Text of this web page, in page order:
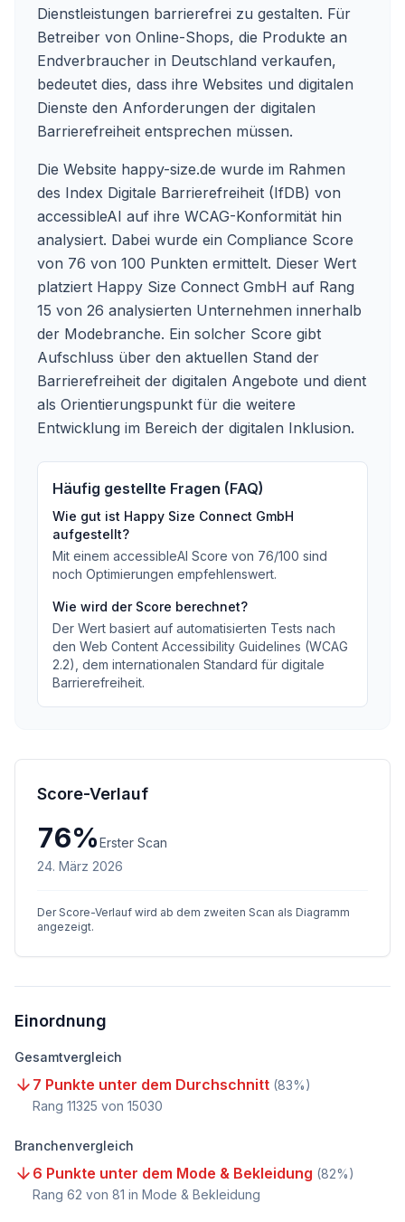
Dienstleistungen barrierefrei zu gestalten. Für
Betreiber von Online-Shops, die Produkte an
Endverbraucher in Deutschland verkaufen,
bedeutet dies, dass ihre Websites und digitalen
Dienste den Anforderungen der digitalen
Barrierefreiheit entsprechen müssen.
Die Website happy-size.de wurde im Rahmen
des Index Digitale Barrierefreiheit (IfDB) von
accessibleAI auf ihre WCAG-Konformität hin
analysiert. Dabei wurde ein Compliance Score
von 76 von 100 Punkten ermittelt. Dieser Wert
platziert Happy Size Connect GmbH auf Rang
15 von 26 analysierten Unternehmen innerhalb
der Modebranche. Ein solcher Score gibt
Aufschluss über den aktuellen Stand der
Barrierefreiheit der digitalen Angebote und dient
als Orientierungspunkt für die weitere
Entwicklung im Bereich der digitalen Inklusion.
Häufig gestellte Fragen (FAQ)
Wie gut ist Happy Size Connect GmbH
aufgestellt?
Mit einem accessibleAI Score von 76/100 sind
noch Optimierungen empfehlenswert.
Wie wird der Score berechnet?
Der Wert basiert auf automatisierten Tests nach
den Web Content Accessibility Guidelines (WCAG
2.2), dem internationalen Standard für digitale
Barrierefreiheit.
Score-Verlauf
76%Erster Scan
24. März 2026
Der Score-Verlauf wird ab dem zweiten Scan als Diagramm
angezeigt.
Einordnung
Gesamtvergleich
7 Punkte unter dem Durchschnitt (83%)
Rang 11325 von 15030
Branchenvergleich
6 Punkte unter dem Mode & Bekleidung (82%)
Rang 62 von 81 in Mode & Bekleidung